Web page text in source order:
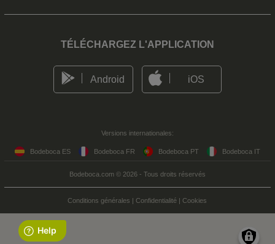
TÉLÉCHARGEZ L'APPLICATION
Android iOS
Versions internationales:
Bodeboca ES Bodeboca FR Bodeboca PT Bodeboca IT
Bodeboca.com © 2026 - Tous droits réservés
Conditions générales | Confidentialité | Cookies